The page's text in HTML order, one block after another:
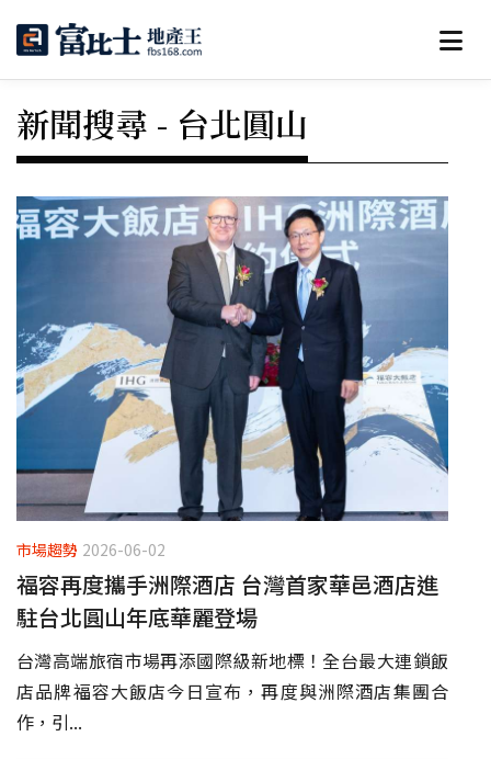
新聞搜尋 - 台北圓山
市場趨勢 2026-06-02
福容再度攜手洲際酒店 台灣首家華邑酒店進
駐台北圓山年底華麗登場
台灣高端旅宿市場再添國際級新地標！全台最大連鎖飯
店品牌福容大飯店今日宣布，再度與洲際酒店集團合
作，引...